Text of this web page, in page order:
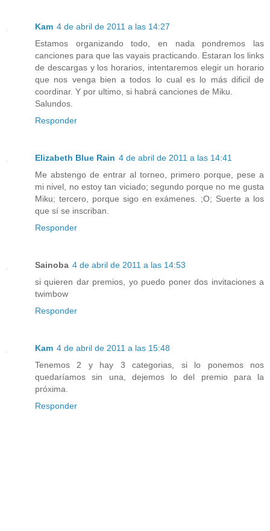
Kam 4 de abril de 2011 a las 14:27
Estamos organizando todo, en nada pondremos las
canciones para que las vayais practicando. Estaran los links
de descargas y los horarios, intentaremos elegir un horario
que nos venga bien a todos lo cual es lo más dificil de
coordinar. Y por ultimo, si habrá canciones de Miku.
Salundos.
Responder
Elizabeth Blue Rain 4 de abril de 2011 a las 14:41
Me abstengo de entrar al torneo, primero porque, pese a
mi nivel, no estoy tan viciado; segundo porque no me gusta
Miku; tercero, porque sigo en exámenes. ;O; Suerte a los
que sí se inscriban.
Responder
Sainoba 4 de abril de 2011 a las 14:53
si quieren dar premios, yo puedo poner dos invitaciones a
twimbow
Responder
Kam 4 de abril de 2011 a las 15:48
Tenemos 2 y hay 3 categorias, si lo ponemos nos
quedaríamos sin una, dejemos lo del premio para la
próxima.
Responder